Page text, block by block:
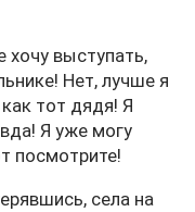
хочу выступать,
Нет, лучше я
тот дядя! Я
Я уже могу
посмотрите!
села на